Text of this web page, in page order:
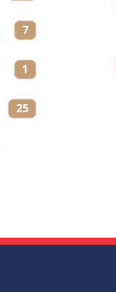
7
1
25